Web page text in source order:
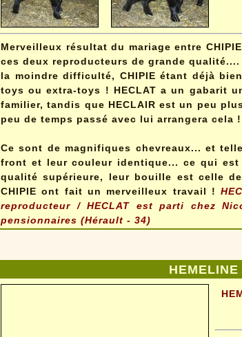
Merveilleux résultat du mariage entre
ces deux reproducteurs de grande qualité....
la moindre difficulté, CHIPIE étant déjà
toys ou extra-toys ! HECLAT a un gabarit
familier, tandis que HECLAIR est un peu
peu de temps passé avec lui arrangera cela !
Ce sont de magnifiques chevreaux... et
front et leur couleur identique... ce qui
qualité supérieure, leur bouille est celle
CHIPIE ont fait un merveilleux travail !
reproducteur / HECLAT est parti chez
pensionnaires (Hérault - 34)